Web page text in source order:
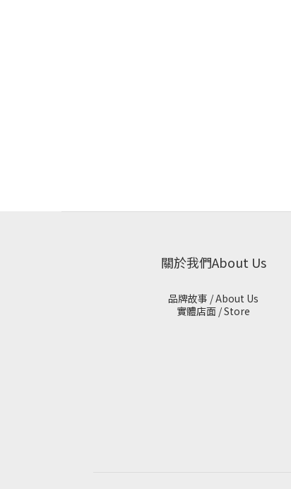
關於我們About Us
品牌故事 / About Us
實體店面 / Store